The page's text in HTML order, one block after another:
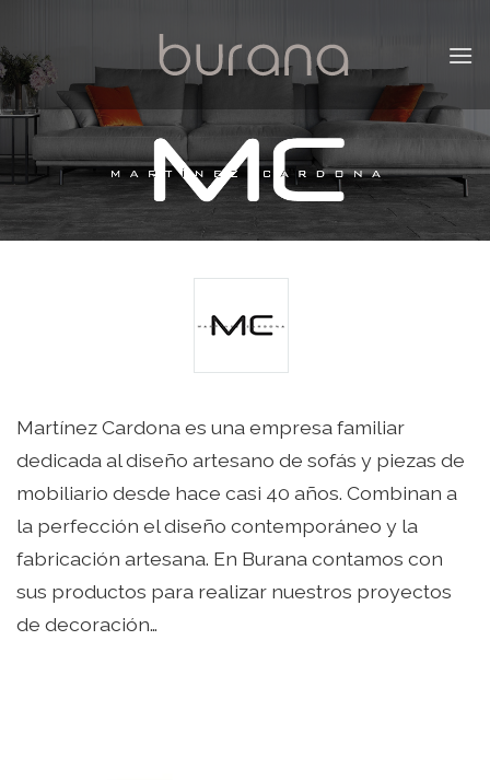
to
content
Martínez Cardona es una empresa familiar
dedicada al diseño artesano de sofás y piezas de
mobiliario desde hace casi 40 años. Combinan a
la perfección el diseño contemporáneo y la
fabricación artesana. En Burana contamos con
sus productos para realizar nuestros proyectos
de decoración…